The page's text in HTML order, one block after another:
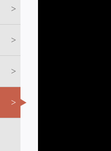
>
>
>
>